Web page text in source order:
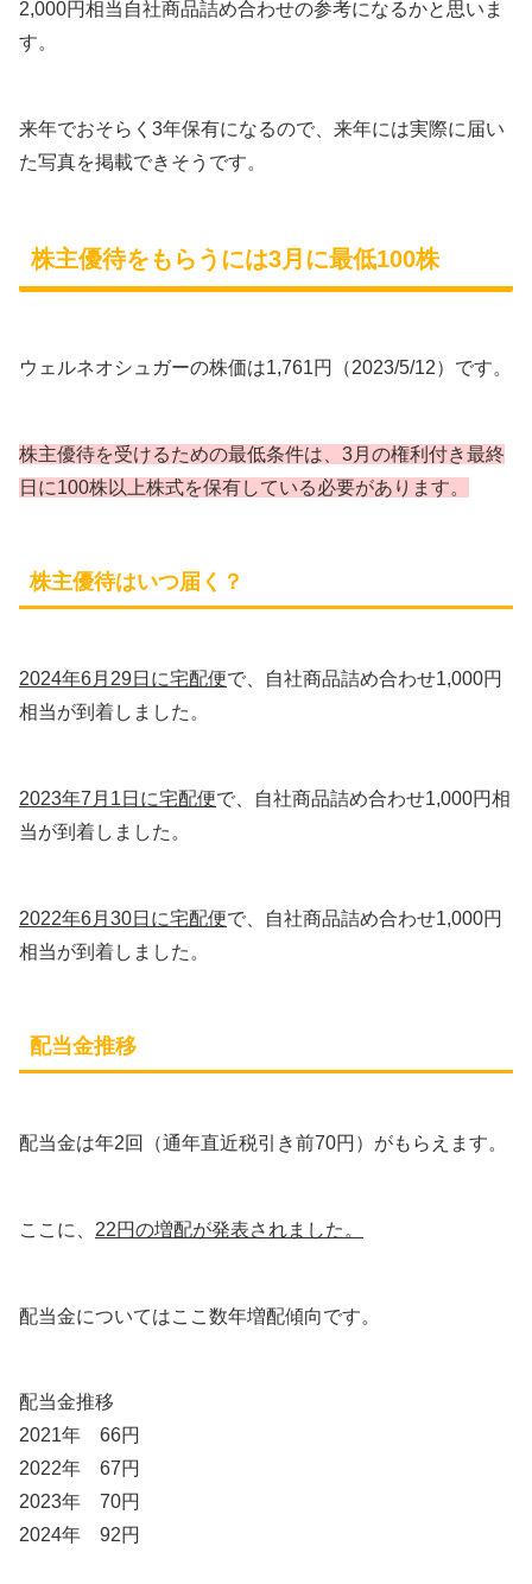
2,000円相当自社商品詰め合わせの参考になるかと思いま
す。
来年でおそらく3年保有になるので、来年には実際に届い
た写真を掲載できそうです。
株主優待をもらうには3月に最低100株
ウェルネオシュガーの株価は1,761円（2023/5/12）です。
株主優待を受けるための最低条件は、3月の権利付き最終
日に100株以上株式を保有している必要があります。
株主優待はいつ届く？
2024年6月29日に宅配便で、自社商品詰め合わせ1,000円
相当が到着しました。
2023年7月1日に宅配便で、自社商品詰め合わせ1,000円相
当が到着しました。
2022年6月30日に宅配便で、自社商品詰め合わせ1,000円
相当が到着しました。
配当金推移
配当金は年2回（通年直近税引き前70円）がもらえます。
ここに、 22円の増配が発表されました。
配当金についてはここ数年増配傾向です。
配当金推移
2021年 66円
2022年 67円
2023年 70円
2024年 92円